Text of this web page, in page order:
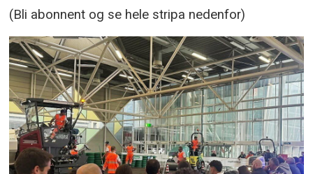
(Bli abonnent og se hele stripa nedenfor)